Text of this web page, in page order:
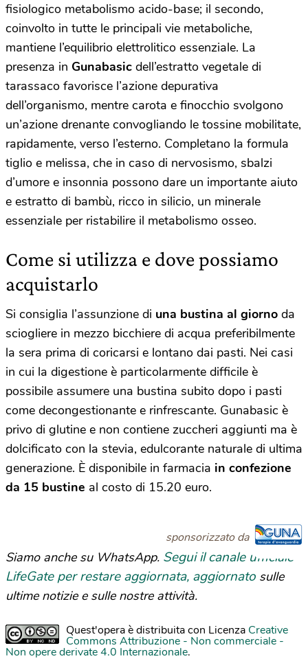
fisiologico metabolismo acido-base; il secondo,
coinvolto in tutte le principali vie metaboliche,
mantiene l’equilibrio elettrolitico essenziale. La
presenza in Gunabasic dell’estratto vegetale di
tarassaco favorisce l’azione depurativa
dell’organismo, mentre carota e finocchio svolgono
un’azione drenante convogliando le tossine mobilitate,
rapidamente, verso l’esterno. Completano la formula
tiglio e melissa, che in caso di nervosismo, sbalzi
d’umore e insonnia possono dare un importante aiuto
e estratto di bambù, ricco in silicio, un minerale
essenziale per ristabilire il metabolismo osseo.
Come si utilizza e dove possiamo
acquistarlo
Si consiglia l’assunzione di una bustina al giorno da
sciogliere in mezzo bicchiere di acqua preferibilmente
la sera prima di coricarsi e lontano dai pasti. Nei casi
in cui la digestione è particolarmente difficile è
possibile assumere una bustina subito dopo i pasti
come decongestionante e rinfrescante. Gunabasic è
privo di glutine e non contiene zuccheri aggiunti ma è
dolcificato con la stevia, edulcorante naturale di ultima
generazione. È disponibile in farmacia in confezione
da 15 bustine al costo di 15.20 euro.
sponsorizzato da
Siamo anche su WhatsApp. Segui il canale ufficiale
LifeGate per restare aggiornata, aggiornato sulle
ultime notizie e sulle nostre attività.
Quest'opera è distribuita con Licenza Creative
Commons Attribuzione - Non commerciale -
Non opere derivate 4.0 Internazionale.